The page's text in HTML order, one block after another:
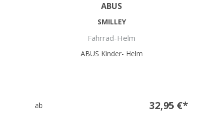
ABUS
SMILLEY
Fahrrad-Helm
ABUS Kinder- Helm
ab 32,95 €*